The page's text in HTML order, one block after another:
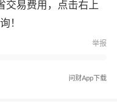
交易费用，点击右上
！
举报
问财App下载